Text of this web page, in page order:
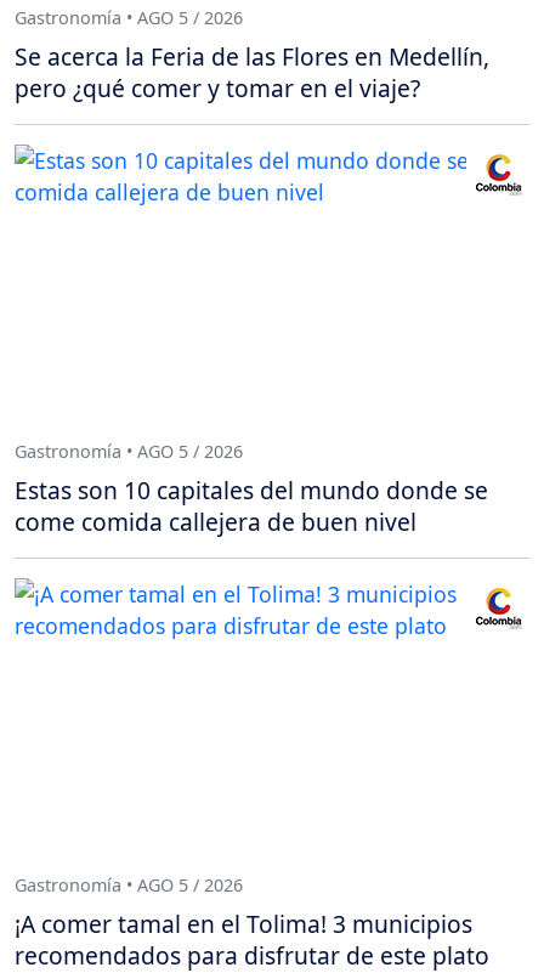
Gastronomía • AGO 5 / 2026
Se acerca la Feria de las Flores en Medellín,
pero ¿qué comer y tomar en el viaje?
Gastronomía • AGO 5 / 2026
Estas son 10 capitales del mundo donde se
come comida callejera de buen nivel
Gastronomía • AGO 5 / 2026
¡A comer tamal en el Tolima! 3 municipios
recomendados para disfrutar de este plato